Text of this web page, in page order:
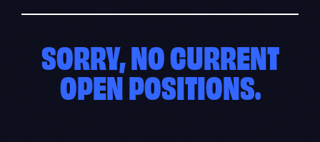
SORRY, NO CURRENT
OPEN POSITIONS.